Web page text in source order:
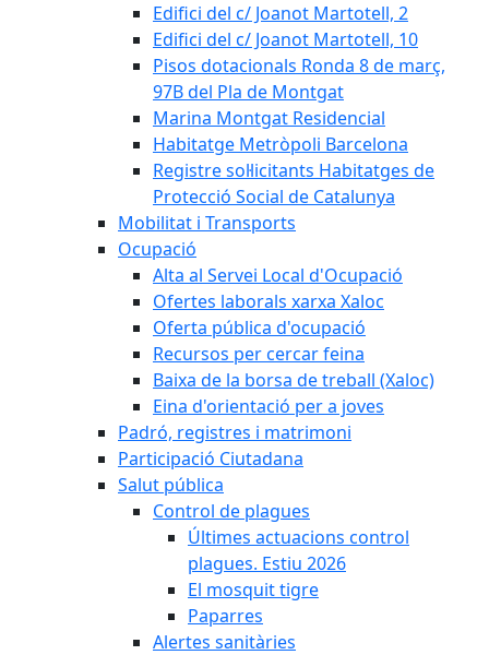
Edifici del c/ Joanot Martotell, 2
Edifici del c/ Joanot Martotell, 10
Pisos dotacionals Ronda 8 de març,
97B del Pla de Montgat
Marina Montgat Residencial
Habitatge Metròpoli Barcelona
Registre sol·licitants Habitatges de
Protecció Social de Catalunya
Mobilitat i Transports
Ocupació
Alta al Servei Local d'Ocupació
Ofertes laborals xarxa Xaloc
Oferta pública d'ocupació
Recursos per cercar feina
Baixa de la borsa de treball (Xaloc)
Eina d'orientació per a joves
Padró, registres i matrimoni
Participació Ciutadana
Salut pública
Control de plagues
Últimes actuacions control
plagues. Estiu 2026
El mosquit tigre
Paparres
Alertes sanitàries